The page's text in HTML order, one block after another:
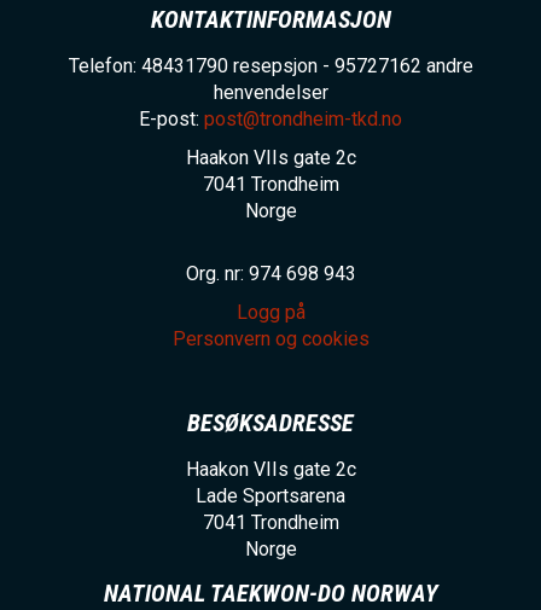
KONTAKTINFORMASJON
Telefon: 48431790 resepsjon - 95727162 andre
henvendelser
E-post: post@trondheim-tkd.no
Haakon VIIs gate 2c
7041 Trondheim
Norge
Org. nr: 974 698 943
Logg på
Personvern og cookies
BESØKSADRESSE
Haakon VIIs gate 2c
Lade Sportsarena
7041 Trondheim
Norge
NATIONAL TAEKWON-DO NORWAY